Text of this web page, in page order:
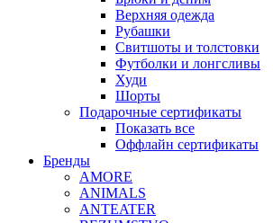
Верхняя одежда
Рубашки
Свитшоты и толстовки
Футболки и лонгсливы
Худи
Шорты
Подарочные сертификаты
Показать все
Оффлайн сертификаты
Бренды
AMORE
ANIMALS
ANTEATER